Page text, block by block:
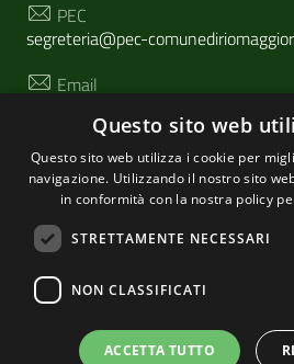
PEC
segreteria@pec-
Email
SEGUICI SU
Sezione Link Utili
Privacy | Cookie policy | Realizzato
Tema grafico ItaliaWP2 |
Questo sito web
Questo sito web utilizza i cookie per
navigazione. Utilizzando il nostro sito
in conformità con la nostra policy
STRETTAMENTE NECESSARI
NON CLASSIFICATI
ACCETTA TUTTO